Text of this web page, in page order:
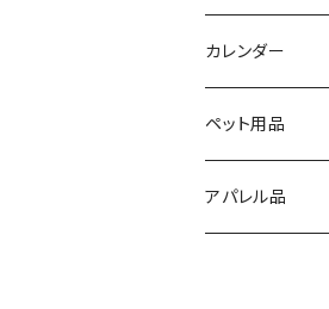
エゾ鹿ジャーキー
カレンダー
ペット用品
アパレル品